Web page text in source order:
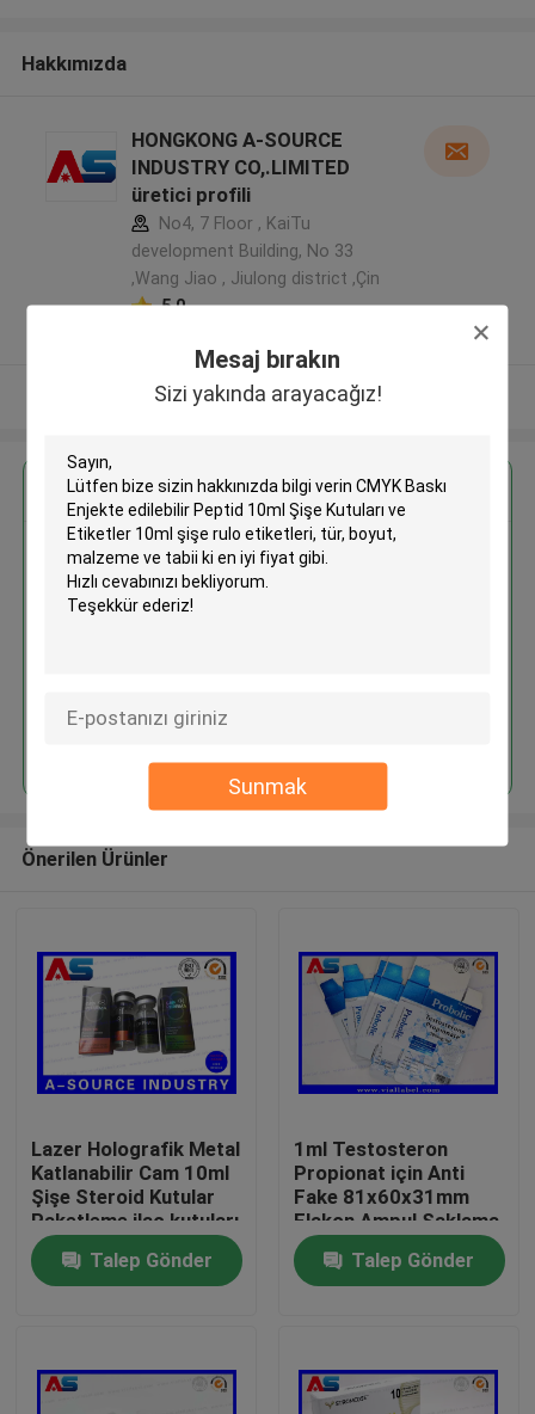
Mesaj bırakın
Sizi yakında arayacağız!
Sunmak
Ev
Hakkımızda
HONGKONG A-SOURCE
INDUSTRY CO,.LIMITED
üretici profili
No4, 7 Floor , KaiTu
development Building, No 33
,Wang Jiao , Jiulong district ,Çin
5.0
Daha fazla göster
En İyi Fiyatı Alın
CMYK Baskı Enjekte edilebilir
Peptid 10ml Şişe Kutuları ve
Önerilen Ürünler
Lazer Holografik Metal
Katlanabilir Cam 10ml
Şişe Steroid Kutular
Paketleme ilaç kutuları
etiket
Talep Gönder
1ml Testosteron
Propionat için Anti
Fake 81x60x31mm
Flakon Ampul Saklama
Kutusu
Talep Gönder